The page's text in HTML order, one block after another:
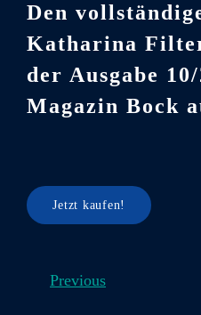
Den
Katharina
der Ausgabe
Magazin Bock
Jetzt kaufen!
Previous